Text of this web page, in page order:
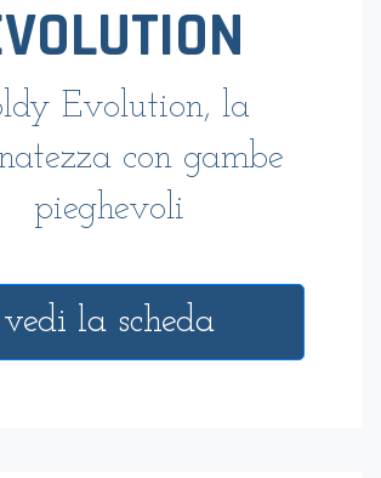
FOLDY
EVOLUTION
Evolution, la
con gambe